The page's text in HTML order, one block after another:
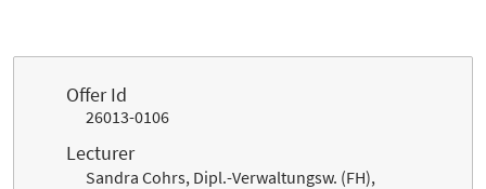
Offer Id
26013-0106
Lecturer
Sandra Cohrs, Dipl.-Verwaltungsw. (FH),